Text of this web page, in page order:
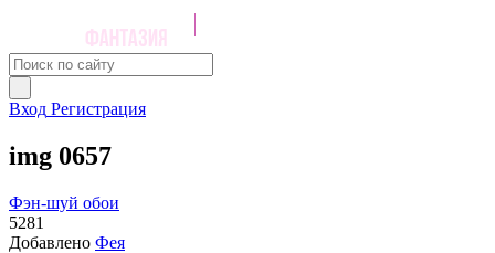
Вход Регистрация
img 0657
Фэн-шуй обои
5281
Добавлено Фея